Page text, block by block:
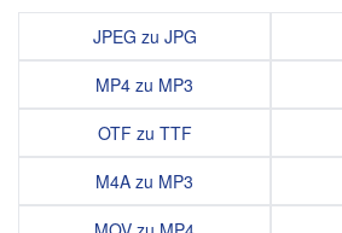
JPEG zu JPG
MP4 zu MP3
OTF zu TTF
M4A zu MP3